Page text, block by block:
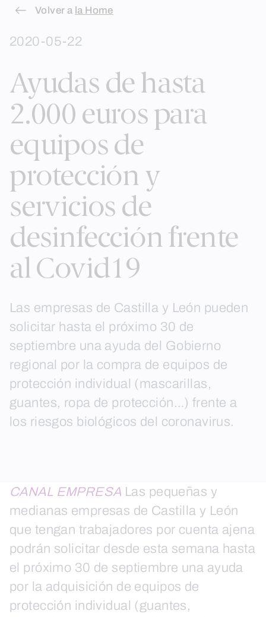
Skip
content
Volver a la Home
2020-05-22
Ayudas de hasta
2.000 euros para
equipos de
protección y
servicios de
desinfección frente
al Covid19
Las empresas de Castilla y León pueden
solicitar hasta el próximo 30 de
septiembre una ayuda del Gobierno
regional por la compra de equipos de
protección individual (mascarillas,
guantes, ropa de protección…) frente a
los riesgos biológicos del coronavirus.
CANAL EMPRESA Las pequeñas y
medianas empresas de Castilla y León
que tengan trabajadores por cuenta ajena
podrán solicitar desde esta semana hasta
el próximo 30 de septiembre una ayuda
por la adquisición de equipos de
protección individual (guantes,